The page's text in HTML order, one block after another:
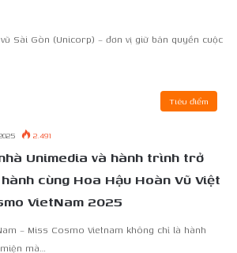
Sài Gòn (Unicorp) – đơn vị giữ bản quyền cuộc
Tiêu điểm
2.491
Unimedia và hành trình trở
cùng Hoa Hậu Hoàn Vũ Việt
VietNam 2025
– Miss Cosmo Vietnam không chỉ là hành
mà…